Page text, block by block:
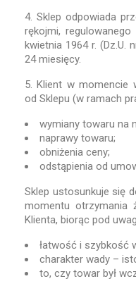
4. Sklep odpowiada
rękojmi,
kwietnia 1964 r. (Dz.U.
24 miesięcy.
5. Klient w momencie
od Sklepu (w ramach
wymiany towaru na
naprawy towaru;
obniżenia ceny;
odstąpienia od
Sklep ustosunkuje się
momentu otrzymania
Klienta, biorąc pod
łatwość i szybkość
charakter wady –
to, czy towar był